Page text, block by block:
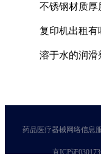
不锈钢材质厚
复印机出租有
溶于水的润滑
药品医疗器械网络信息
京ICP证